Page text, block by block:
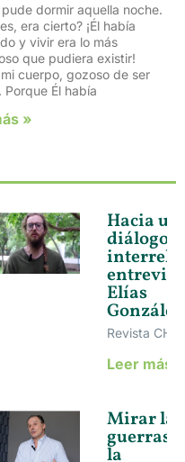
dormir aquella noche.
era cierto? ¡Él había
y vivir era lo más
que pudiera existir!
cuerpo, gozoso de ser
Porque Él había
»
Hacia un
diálogo
Elías
González
Revista
Leer más »
Mirar las
guerras
la